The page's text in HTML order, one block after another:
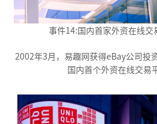
事件14:国内首家外资在线交
2002年3月，易趣网获得eBay公司投
国内首个外资在线交易